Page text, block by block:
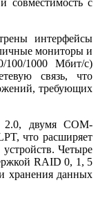
интерфейсы
мониторы и
100/1000 Мбит/с)
связь, что
требующих
2.0, двумя COM-
что расширяет
Четыре
RAID 0, 1, 5
хранения данных